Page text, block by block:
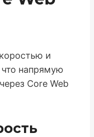
и
что напрямую
Core Web